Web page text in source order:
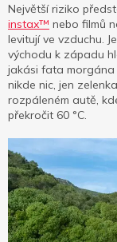
Největší riziko
instax™ nebo filmů
levitují ve vzduchu.
východu k západu
jakási fata
nikde nic, jen
rozpáleném autě,
překročit 60 °C.